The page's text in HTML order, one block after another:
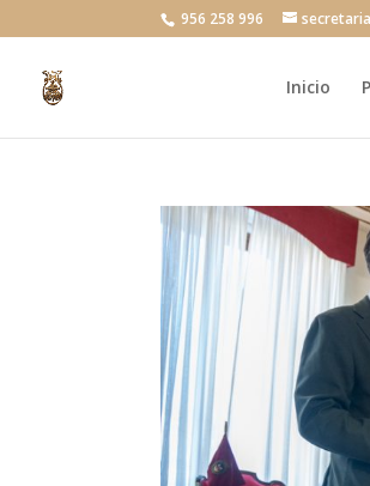
956 258 996
Inicio